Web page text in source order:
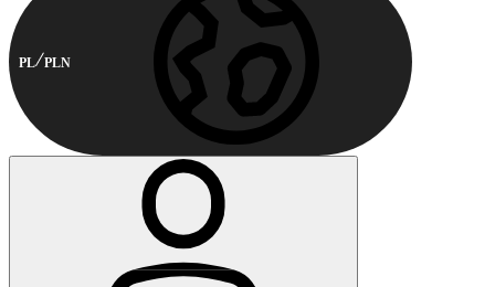
PL PLN